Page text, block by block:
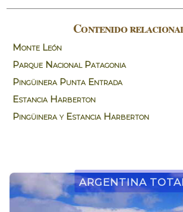
Contenido
Monte León
Parque Nacional Patagonia
Pingüinera Punta Entrada
Estancia Harberton
Pingüinera y Estancia Harberton
Argentina